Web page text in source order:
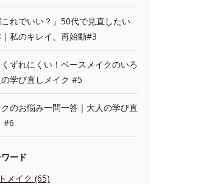
これでいい？」50代で見直したい
私のキレイ、再始動#3
ずれにくい！ベースメイクのいろ
学び直しメイク #5
のお悩み一問一答｜大人の学び直
#6
ード
メイク (65)